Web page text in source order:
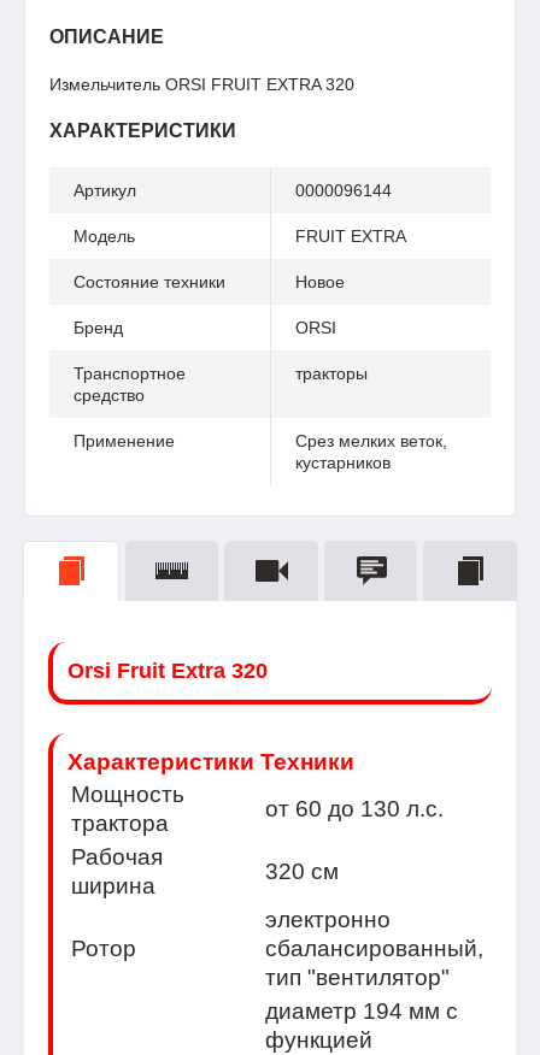
ОПИСАНИЕ
Измельчитель ORSI FRUIT EXTRA 320
ХАРАКТЕРИСТИКИ
Артикул 0000096144
Модель FRUIT EXTRA
Состояние техники Новое
Бренд ORSI
Транспортное
средство
тракторы
Применение
Срез мелких веток,
кустарников
Orsi Fruit Extra 320
Характеристики Техники
Мощность
тракторa
от 60 до 130 л.с.
Рабочая
ширина
320 см
Ротор
электронно
сбалансированный,
тип "вентилятор"
диаметр 194 мм с
функцией